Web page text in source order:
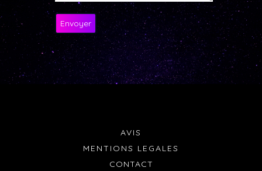
AVIS
MENTIONS LEGALES
CONTACT